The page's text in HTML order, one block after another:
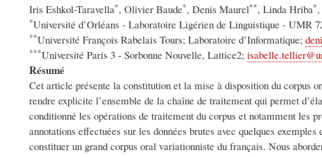
Iris Eshkol-Taravella*, Olivier Baude*, Denis Maurel**, Linda Hriba*
*Université d’Orléans - Laboratoire Ligérien de Linguistique - UMR
**Université François Rabelais Tours; Laboratoire d’Informatique;
***Université Paris 3 - Sorbonne Nouvelle, Lattice2;
Résumé
Cet article présente la constitution et la mise à disposition du corpus
rendre explicite l’ensemble de la chaîne de traitement qui permet
conditionné les opérations de traitement du corpus et notamment les
annotations effectuées sur les données brutes avec quelques
constituer un grand corpus oral variationniste du français. Nous